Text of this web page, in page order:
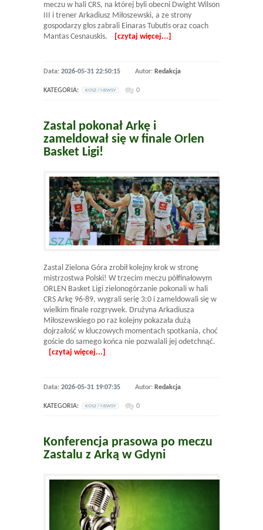
meczu w hali CRS, na której byli obecni Dwight Wilson
III i trener Arkadiusz Miłoszewski, a ze strony
gospodarzy głos zabrali Einaras Tubutis oraz coach
Mantas Cesnauskis.
[czytaj więcej...]
Data: 2026-05-31 22:50:15 Autor: Redakcja
KATEGORIA: KOSZ / NEWSY 0
Zastal pokonał Arkę i
zameldował się w finale Orlen
Basket Ligi!
Zastal Zielona Góra zrobił kolejny krok w stronę
mistrzostwa Polski! W trzecim meczu półfinałowym
ORLEN Basket Ligi zielonogórzanie pokonali w hali
CRS Arkę 96-89, wygrali serię 3:0 i zameldowali się w
wielkim finale rozgrywek. Drużyna Arkadiusza
Miłoszewskiego po raz kolejny pokazała dużą
dojrzałość w kluczowych momentach spotkania, choć
goście do samego końca nie pozwalali jej odetchnąć.
[czytaj więcej...]
Data: 2026-05-31 19:07:35 Autor: Redakcja
KATEGORIA: KOSZ / NEWSY 0
Konferencja prasowa po meczu
Zastalu z Arką w Gdyni